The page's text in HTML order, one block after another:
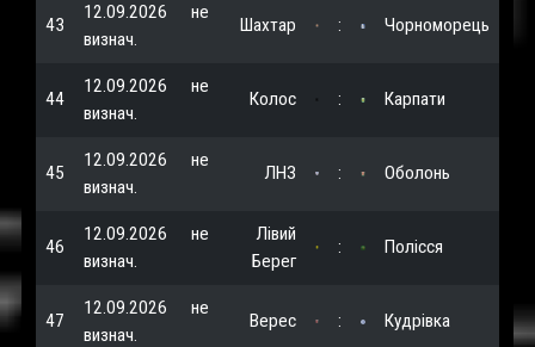
43
12.09.2026
не
визнач.
Шахтар : Чорноморець
44
12.09.2026
не
визнач.
Колос : Карпати
45
12.09.2026
не
визнач.
ЛНЗ : Оболонь
46
12.09.2026
не
визнач.
Лівий
Берег
: Полісся
47
12.09.2026
не
визнач.
Верес : Кудрівка